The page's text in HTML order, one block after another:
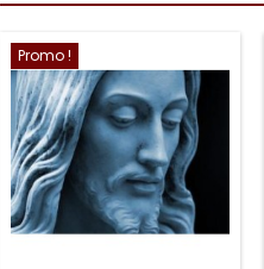
Promo !